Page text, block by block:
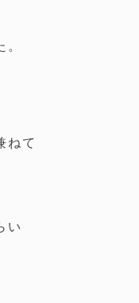
ねて
い